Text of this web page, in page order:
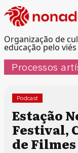
Organização de
educação pelo
Processos
Podcast
Estação
Festival,
de